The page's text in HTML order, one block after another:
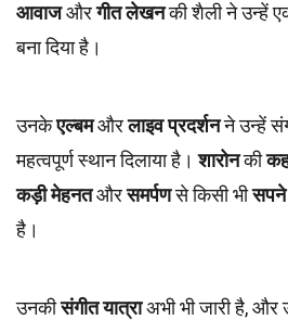
आवाजऔरगीत लेखनकी शैली ने उन्हें
बना दिया है।
उनकेएल्बमऔरलाइव प्रदर्शनने उन्हें
महत्वपूर्ण स्थान दिलाया है।शारोनकी
कड़ी मेहनतऔरसमर्पणसे किसी भीसपने
है।
उनकीसंगीत यात्राअभी भी जारी है,